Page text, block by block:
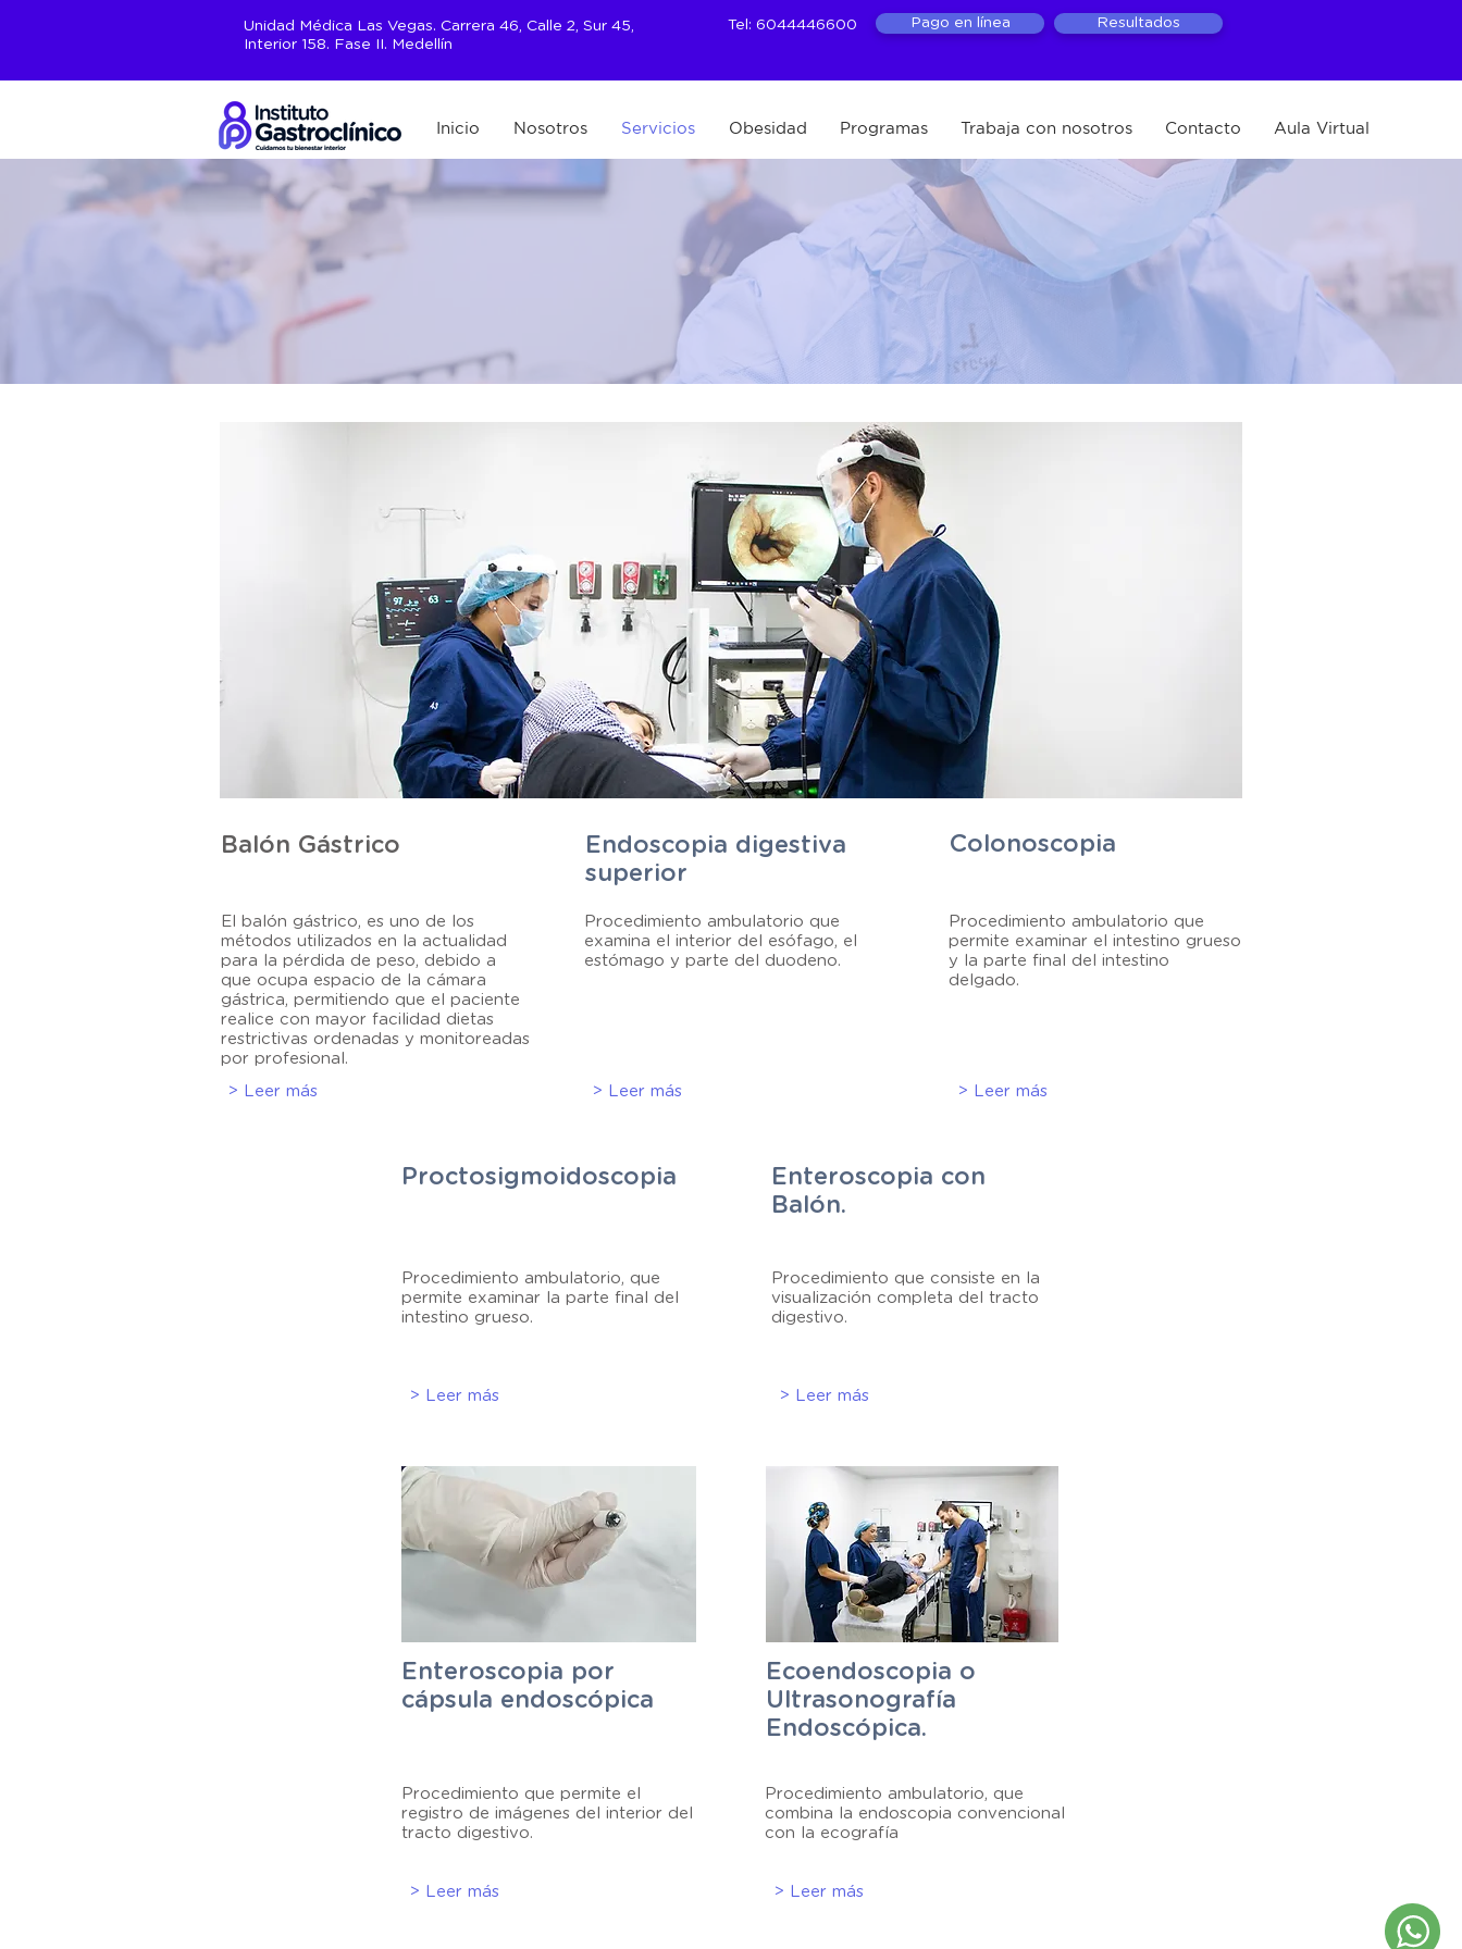
Unidad Médica Las Vegas. Carrera 46, Calle 2, Sur 45,
Interior 158. Fase II. Medellín
Tel: 6044446600 Pago en línea Resultados
Inicio Nosotros Servicios Obesidad Programas Trabaja con nosotros Contacto Aula Virtual
Procedimientos
endoscópicos
Balón Gástrico
El balón gástrico, es uno de los
métodos utilizados en la actualidad
para la pérdida de peso, debido a
que ocupa espacio de la cámara
gástrica, permitiendo que el paciente
realice con mayor facilidad dietas
restrictivas ordenadas y monitoreadas
por profesional.
> Leer más
Endoscopia digestiva
superior
Procedimiento ambulatorio que
examina el interior del esófago, el
estómago y parte del duodeno.
> Leer más
Colonoscopia
Procedimiento ambulatorio que
permite examinar el intestino grueso
y la parte final del intestino
delgado.
> Leer más
Proctosigmoidoscopia
Procedimiento ambulatorio, que
permite examinar la parte final del
intestino grueso.
> Leer más
Enteroscopia con
Balón.
Procedimiento que consiste en la
visualización completa del tracto
digestivo.
> Leer más
Enteroscopia por
cápsula endoscópica
Procedimiento que permite el
registro de imágenes del interior del
tracto digestivo.
> Leer más
Ecoendoscopia o
Ultrasonografía
Endoscópica.
Procedimiento ambulatorio, que
combina la endoscopia convencional
con la ecografía
> Leer más